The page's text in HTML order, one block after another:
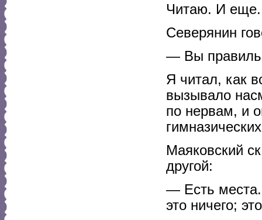
Читаю. И еще.
Северянин
— Вы
Я читал, как
вызывало
по нервам, и
Маяковский
другой:
— Есть места.
это ничего;